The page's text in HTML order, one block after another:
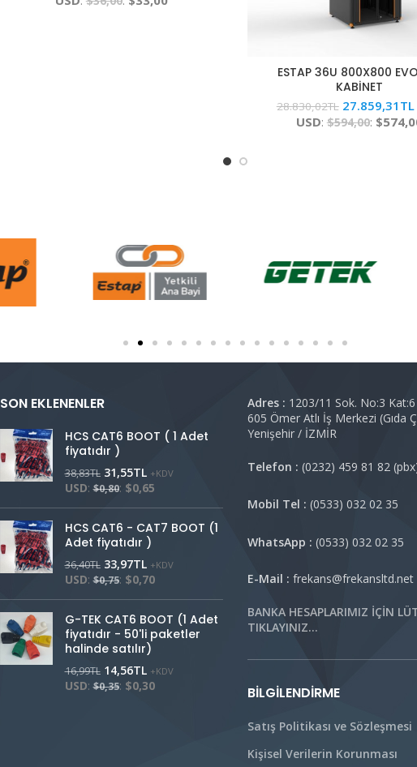
ESTAP 36U 800X800
KABİNET
28.830,02TL 27.859,31 TL
USD: $594,00:
SON EKLENENLER
HCS CAT6 BOOT ( 1 Adet
fiyatıdır )
38,83TL 31,55TL +KDV
USD:$0,80: $0,65
HCS CAT6 - CAT7 BOOT (1
Adet fiyatıdır )
36,40TL 33,97TL +KDV
USD:$0,75: $0,70
G-TEK CAT6 BOOT (1 Adet
fiyatıdır - 50'li paketler
halinde satılır)
16,99TL 14,56TL +KDV
USD:$0,35: $0,30
Adres : 1203/11 Sok. No:3
605 Ömer Atlı İş Merkezi (Gıda
Yenişehir / İZMİR
Telefon : (0232) 459 81 82
Mobil Tel : (0533) 032 02
WhatsApp : (0533) 032 02
E-Mail :
BANKA HESAPLARIMIZ İÇİN
TIKLAYINIZ…
BILGILENDIRME
Satış Politikası ve Sözleşmesi
Kişisel Verilerin Korunması